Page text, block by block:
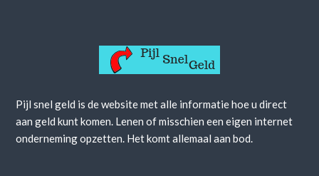
Pijl snel geld is de website met alle informatie hoe u direct
aan geld kunt komen. Lenen of misschien een eigen internet
onderneming opzetten. Het komt allemaal aan bod.